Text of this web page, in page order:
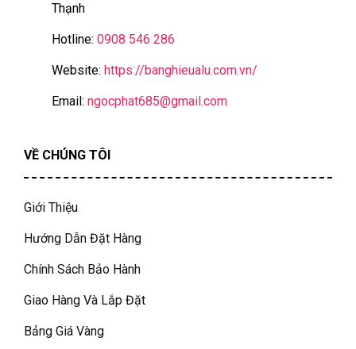
Thạnh
Hotline: 0908 546 286
Website: https://banghieualu.com.vn/
Email: ngocphat685@gmail.com
VỀ CHÚNG TÔI
Giới Thiệu
Hướng Dẫn Đặt Hàng
Chính Sách Bảo Hành
Giao Hàng Và Lắp Đặt
Bảng Giá Vàng